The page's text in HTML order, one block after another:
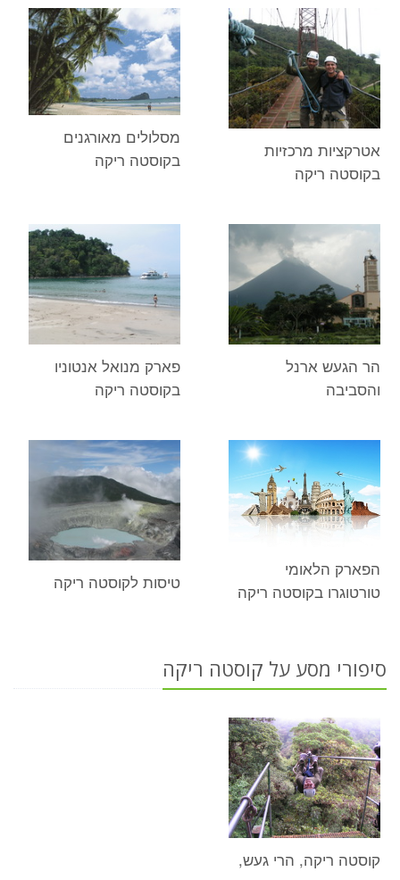
אטרקציות מרכזיות
בקוסטה ריקה
מסלולים מאורגנים
בקוסטה ריקה
הר הגעש ארנל
והסביבה
פארק מנואל אנטוניו
בקוסטה ריקה
הפארק הלאומי
טורטוגרו בקוסטה ריקה
טיסות לקוסטה ריקה
סיפורי מסע על קוסטה ריקה
קוסטה ריקה, הרי געש,